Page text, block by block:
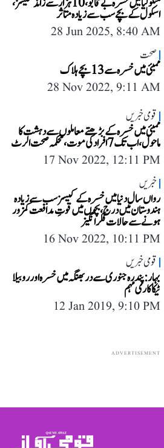
اسکول کے بچے سب سے زیادہ متاثر
28 Jun 2025, 8:40 AM
صحت
ممبئی میں خسرہ سے 13 بچے ہلاک
28 Nov 2022, 9:11 AM
قومی خبریں
ممبئی میں خسرہ کے بڑھتے معاملوں سے دہشت کا
ماحول، اب تک 7 افراد کی موت، محکمہ صحت الرٹ
17 Nov 2022, 12:11 PM
خبریں
رواں سال دنیا میں خسرہ کے کیسز سب سے زیادہ
ہندوستان میں درج، بچوں میں قوتِ مدافعت کمزور
ہونے سے حالات فکر انگیز
16 Nov 2022, 10:11 PM
قومی خبریں
بہار: پندرہ جنوری سے دربھنگہ میں خسرہ اور روبیلا
ٹیکا کاری مہم
12 Jan 2019, 9:10 PM
ADVERTISEMENT